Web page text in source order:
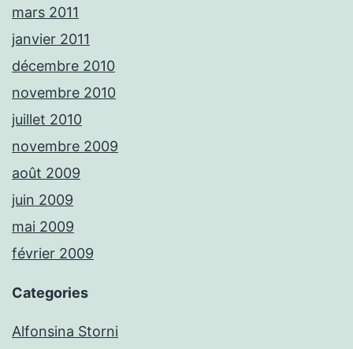
mars 2011
janvier 2011
décembre 2010
novembre 2010
juillet 2010
novembre 2009
août 2009
juin 2009
mai 2009
février 2009
Categories
Alfonsina Storni